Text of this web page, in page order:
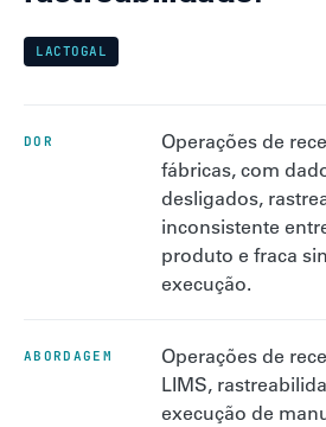
LACTOGAL
DOR
Operações de
fábricas, com
desligados,
inconsistente
produto e fraca
execução.
ABORDAGEM
Operações de
LIMS,
execução de